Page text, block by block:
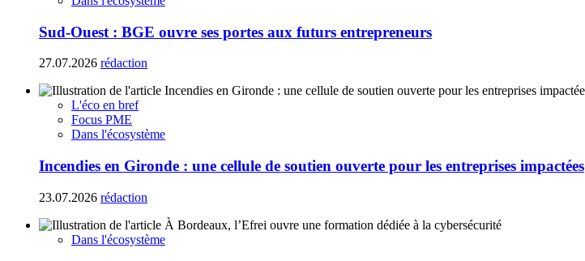
Sud-Ouest : BGE ouvre ses portes aux futurs entrepreneurs
27.07.2026 rédaction
L'éco en bref
Focus PME
Dans l'écosystème
Incendies en Gironde : une cellule de soutien ouverte pour les entreprises impactées
23.07.2026 rédaction
Dans l'écosystème